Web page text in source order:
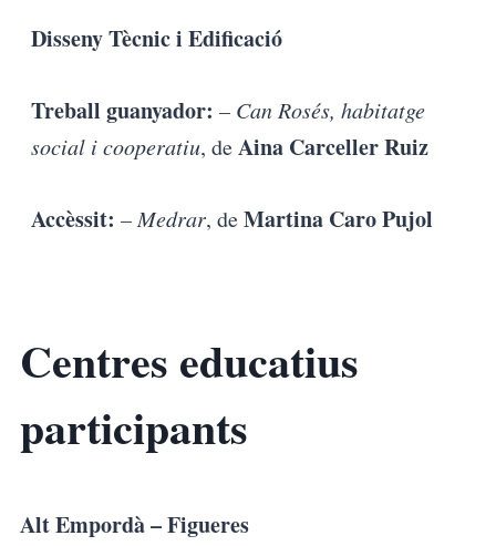
Disseny Tècnic i Edificació
Treball guanyador: – Can Rosés, habitatge
social i cooperatiu, deAina Carceller Ruiz
Accèssit: – Medrar, deMartina Caro Pujol
Centres educatius
participants
Alt Empordà – Figueres